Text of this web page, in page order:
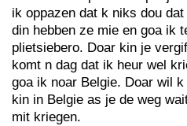
ik oppazen dat k niks dou
din hebben ze mie en goa ik
plietsiebero. Doar kin je
komt n dag dat ik heur wel
goa ik noar Belgie. Doar wil
kin in Belgie as je de weg
mit kriegen.